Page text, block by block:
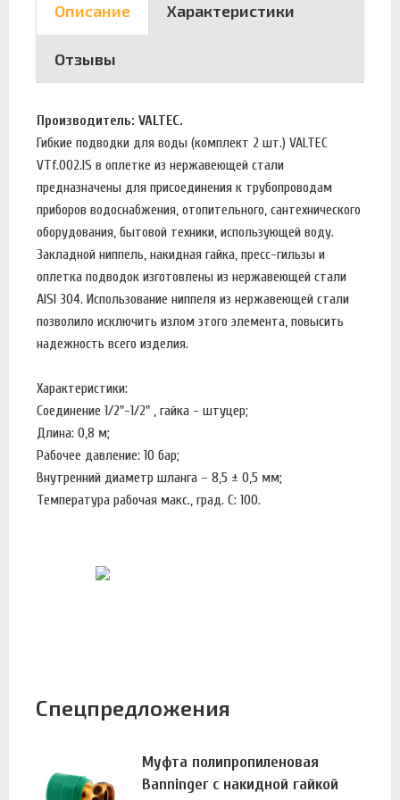
Описание Характеристики
Отзывы
Производитель: VALTEC.
Гибкие подводки для воды (комплект 2 шт.) VALTEC
VTf.002.IS в оплетке из нержавеющей стали
предназначены для присоединения к трубопроводам
приборов водоснабжения, отопительного, сантехнического
оборудования, бытовой техники, использующей воду.
Закладной ниппель, накидная гайка, пресс-гильзы и
оплетка подводок изготовлены из нержавеющей стали
AISI 304. Использование ниппеля из нержавеющей стали
позволило исключить излом этого элемента, повысить
надежность всего изделия.
Характеристики:
Соединение 1/2"-1/2" , гайка - штуцер;
Длина: 0,8 м;
Рабочее давление: 10 бар;
Внутренний диаметр шланга – 8,5 ± 0,5 мм;
Температура рабочая макс., град. С: 100.
Спецпредложения
Муфта полипропиленовая
Banninger с накидной гайкой